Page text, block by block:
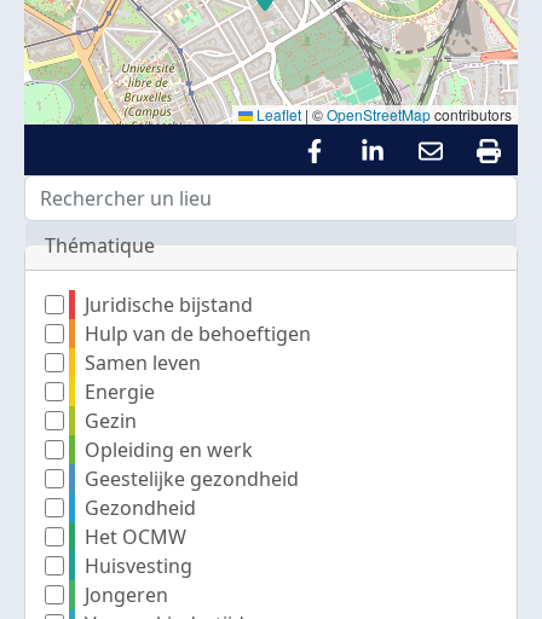
Leaflet | ©OpenStreetMapcontributors
Thématique
Juridische bijstand
Hulp van de behoeftigen
Samen leven
Energie
Gezin
Opleiding en werk
Geestelijke gezondheid
Gezondheid
Het OCMW
Huisvesting
Jongeren